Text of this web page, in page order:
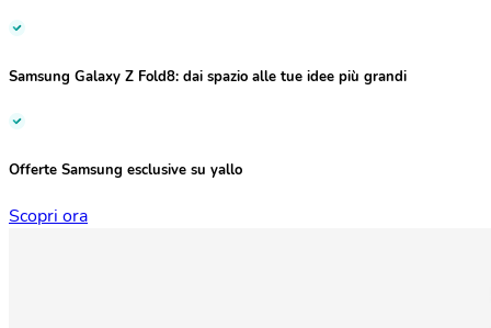
Samsung Galaxy Z Fold8: dai spazio alle tue idee più grandi
Offerte Samsung esclusive su yallo
Scopri ora